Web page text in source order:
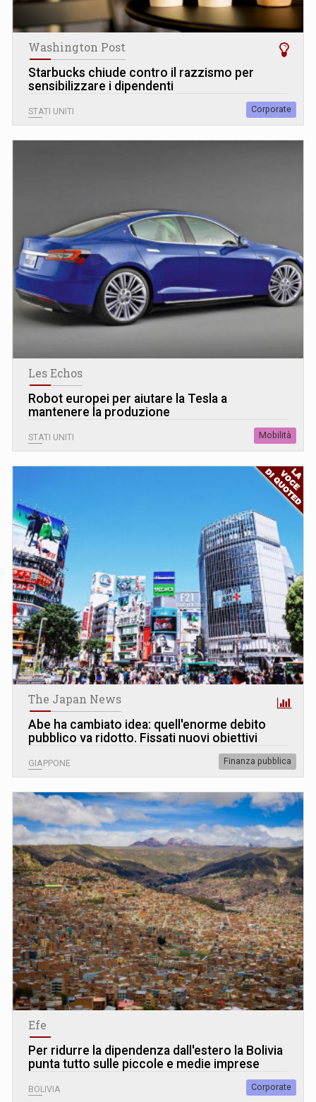
Washington Post
Starbucks chiude contro il razzismo per
sensibilizzare i dipendenti
STATI UNITI Corporate
Les Echos
Robot europei per aiutare la Tesla a
mantenere la produzione
STATI UNITI Mobilità
The Japan News
Abe ha cambiato idea: quell'enorme debito
pubblico va ridotto. Fissati nuovi obiettivi
GIAPPONE Finanza pubblica
Efe
Per ridurre la dipendenza dall'estero la Bolivia
punta tutto sulle piccole e medie imprese
BOLIVIA Corporate